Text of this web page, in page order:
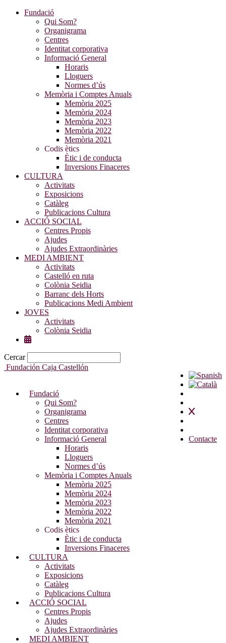
Fundació
Qui Som?
Organigrama
Centres
Identitat corporativa
Informació General
Horaris
Lloguers
Normes d’ús
Memòria i Comptes Anuals
Memòria 2025
Memòria 2024
Memòria 2023
Memòria 2022
Memòria 2021
Codis ètics
Ètic i de conducta
Inversions Finaceres
CULTURA
Activitats
Exposicions
Catàleg
Publicacions Cultura
ACCIÓ SOCIAL
Centres Propis
Ajudes
Ajudes Extraordinàries
MEDI AMBIENT
Activitats
Castelló en ruta
Colònia Seidia
Barranc dels Horts
Publicacions Medi Ambient
JOVES
Activitats
Colònia Seidia
Cercar
Contacte
Fundación Caja Castellón
Fundació
Qui Som?
Organigrama
Centres
Identitat corporativa
Informació General
Horaris
Lloguers
Normes d’ús
Memòria i Comptes Anuals
Memòria 2025
Memòria 2024
Memòria 2023
Memòria 2022
Memòria 2021
Codis ètics
Ètic i de conducta
Inversions Finaceres
CULTURA
Activitats
Exposicions
Catàleg
Publicacions Cultura
ACCIÓ SOCIAL
Centres Propis
Ajudes
Ajudes Extraordinàries
MEDI AMBIENT